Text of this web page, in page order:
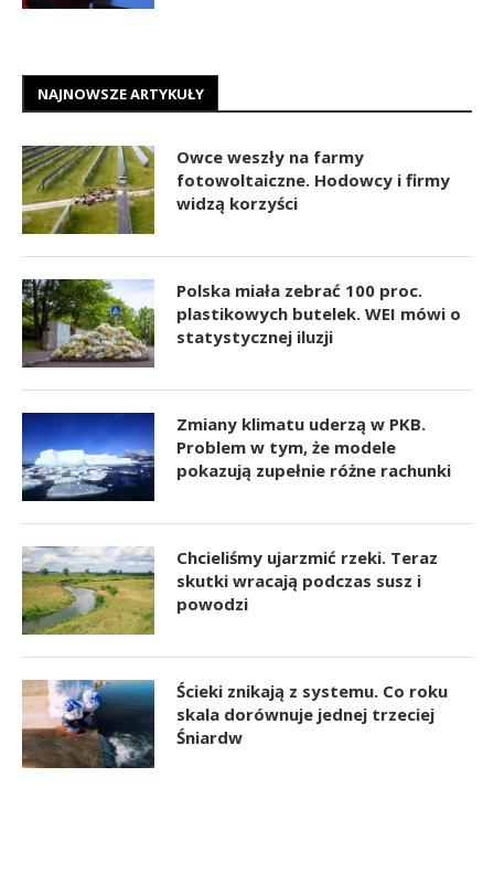
NAJNOWSZE ARTYKUŁY
Owce weszły na farmy
fotowoltaiczne. Hodowcy i firmy
widzą korzyści
Polska miała zebrać 100 proc.
plastikowych butelek. WEI mówi o
statystycznej iluzji
Zmiany klimatu uderzą w PKB.
Problem w tym, że modele
pokazują zupełnie różne rachunki
Chcieliśmy ujarzmić rzeki. Teraz
skutki wracają podczas susz i
powodzi
Ścieki znikają z systemu. Co roku
skala dorównuje jednej trzeciej
Śniardw